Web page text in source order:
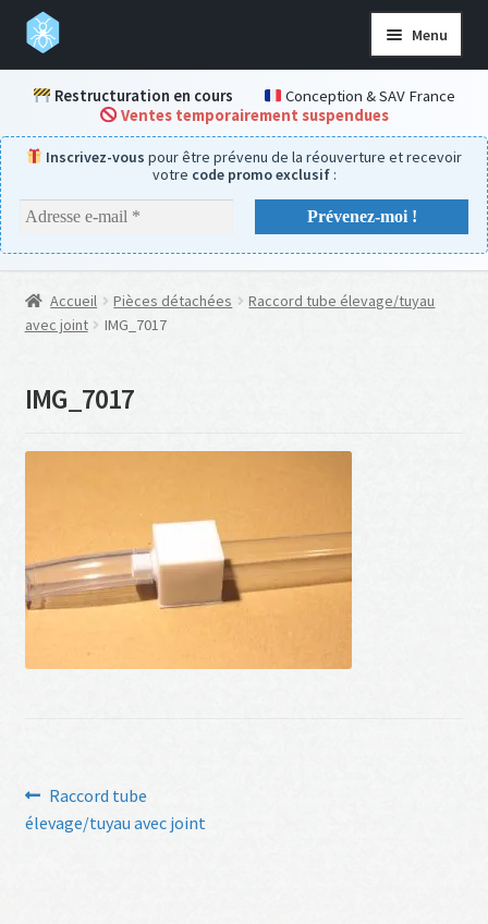
Aller
à
navigation
Aller
au
Menu
Boutique
Kits complets
Aire de chasse
Nourriture & hydratation
Aide & SAV
Restructuration en cours
Conception & SAV France
Ventes temporairement suspendues
Inscrivez-vous pour être prévenu de la réouverture et recevoir
votre code promo exclusif:
Accueil Pièces détachées
Raccord tube élevage/tuyau
avec joint
IMG_7017
IMG_7017
Navigation
de
Article
précédent :
Raccord tube
élevage/tuyau avec joint